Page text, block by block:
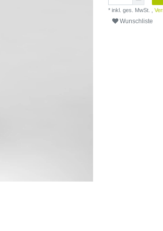
* inkl. ges. MwSt. ,
Wunschliste